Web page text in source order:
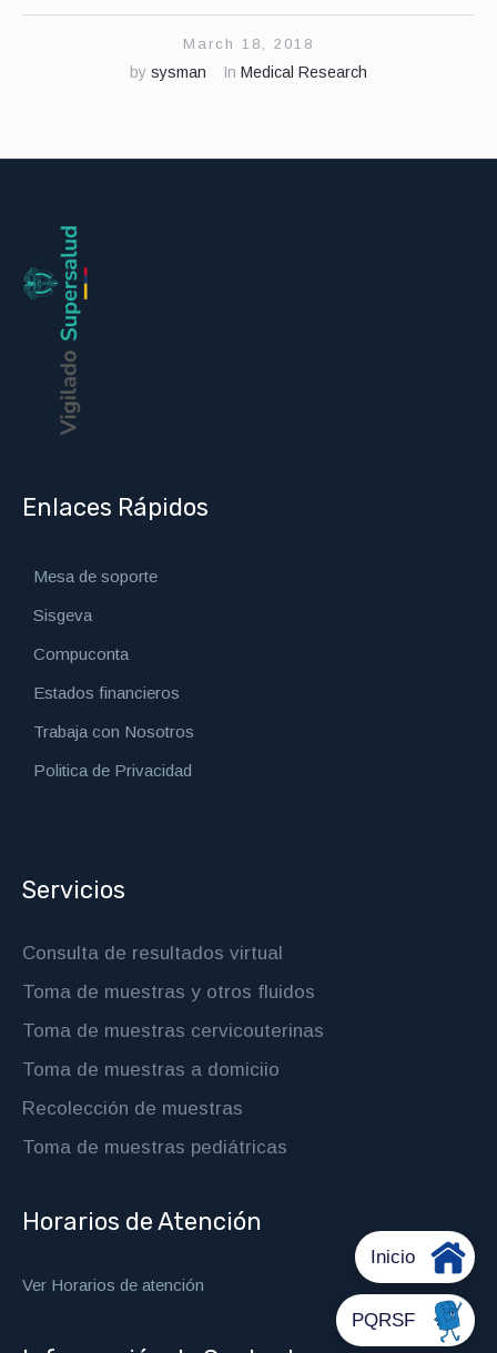
March 18, 2018
by sysman In Medical Research
Enlaces Rápidos
Mesa de soporte
Sisgeva
Compuconta
Estados financieros
Trabaja con Nosotros
Politica de Privacidad
Servicios
Consulta de resultados virtual
Toma de muestras y otros fluidos
Toma de muestras cervicouterinas
Toma de muestras a domiciio
Recolección de muestras
Toma de muestras pediátricas
Horarios de Atención
Ver Horarios de atención